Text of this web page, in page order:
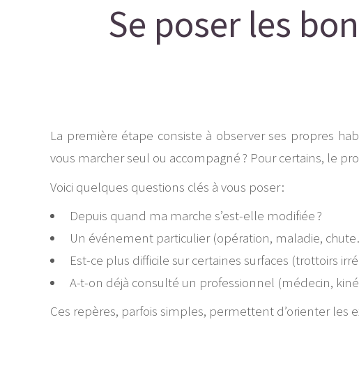
Se poser les
La première étape consiste à observer ses propres
vous marcher seul ou accompagné ? Pour certains, le
Voici quelques questions clés à vous poser :
Depuis quand ma marche s’est-elle modifiée ?
Un événement particulier (opération, maladie,
Est-ce plus difficile sur certaines surfaces (trottoirs
A-t-on déjà consulté un professionnel (médecin,
Ces repères, parfois simples, permettent d’orienter les